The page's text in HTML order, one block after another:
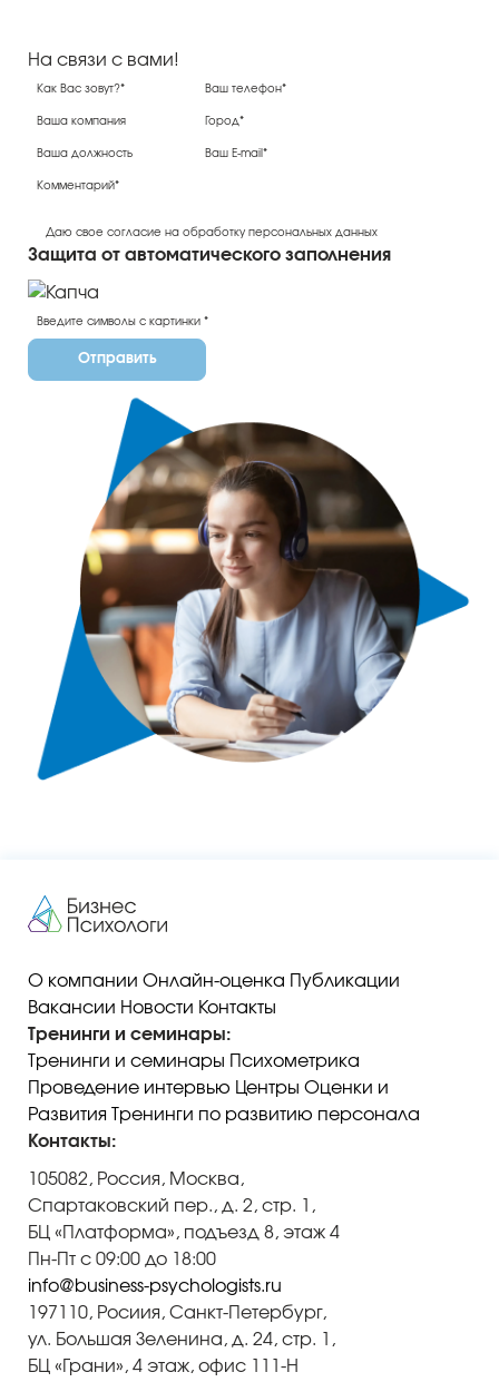
На связи с вами!
Даю свое согласие на обработку персональных данных
Защита от автоматического заполнения
Отправить
О компании Онлайн-оценка Публикации
Вакансии Новости Контакты
Тренинги и семинары:
Тренинги и семинары Психометрика
Проведение интервью Центры Оценки и
Развития Тренинги по развитию персонала
Контакты:
105082, Россия, Москва,
Спартаковский пер., д. 2, стр. 1,
БЦ «Платформа», подъезд 8, этаж 4
Пн-Пт с 09:00 до 18:00
info@business-psychologists.ru
197110, Росиия, Санкт-Петербург,
ул. Большая Зеленина, д. 24, стр. 1,
БЦ «Грани», 4 этаж, офис 111-Н